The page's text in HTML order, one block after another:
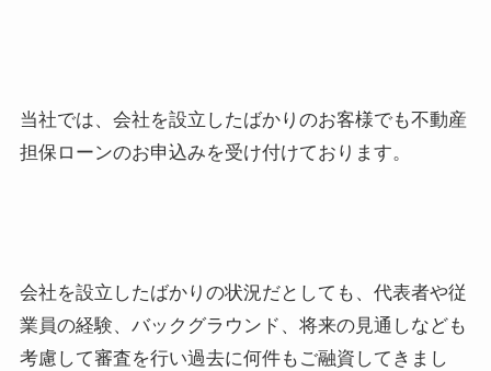
当社では、会社を設立したばかりのお客様でも不動産
担保ローンのお申込みを受け付けております。
会社を設立したばかりの状況だとしても、代表者や従
業員の経験、バックグラウンド、将来の見通しなども
考慮して審査を行い過去に何件もご融資してきまし